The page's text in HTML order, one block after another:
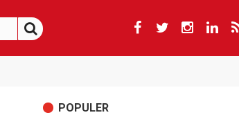
POPULER